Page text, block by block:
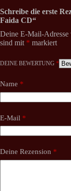
Schreibe die erste
Faida CD“
Deine E-Mail-
sind mit * markiert
DEINE BEWERTUNG *
Name *
E-Mail *
Deine Rezension *